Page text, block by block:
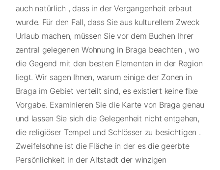
auch natürlich , dass in der Vergangenheit erbaut
wurde. Für den Fall, dass Sie aus kulturellem Zweck
Urlaub machen, müssen Sie vor dem Buchen Ihrer
zentral gelegenen Wohnung in Braga beachten , wo
die Gegend mit den besten Elementen in der Region
liegt. Wir sagen Ihnen, warum einige der Zonen in
Braga im Gebiet verteilt sind, es existiert keine fixe
Vorgabe. Examinieren Sie die Karte von Braga genau
und lassen Sie sich die Gelegenheit nicht entgehen,
die religiöser Tempel und Schlösser zu besichtigen .
Zweifelsohne ist die Fläche in der es die geerbte
Persönlichkeit in der Altstadt der winzigen